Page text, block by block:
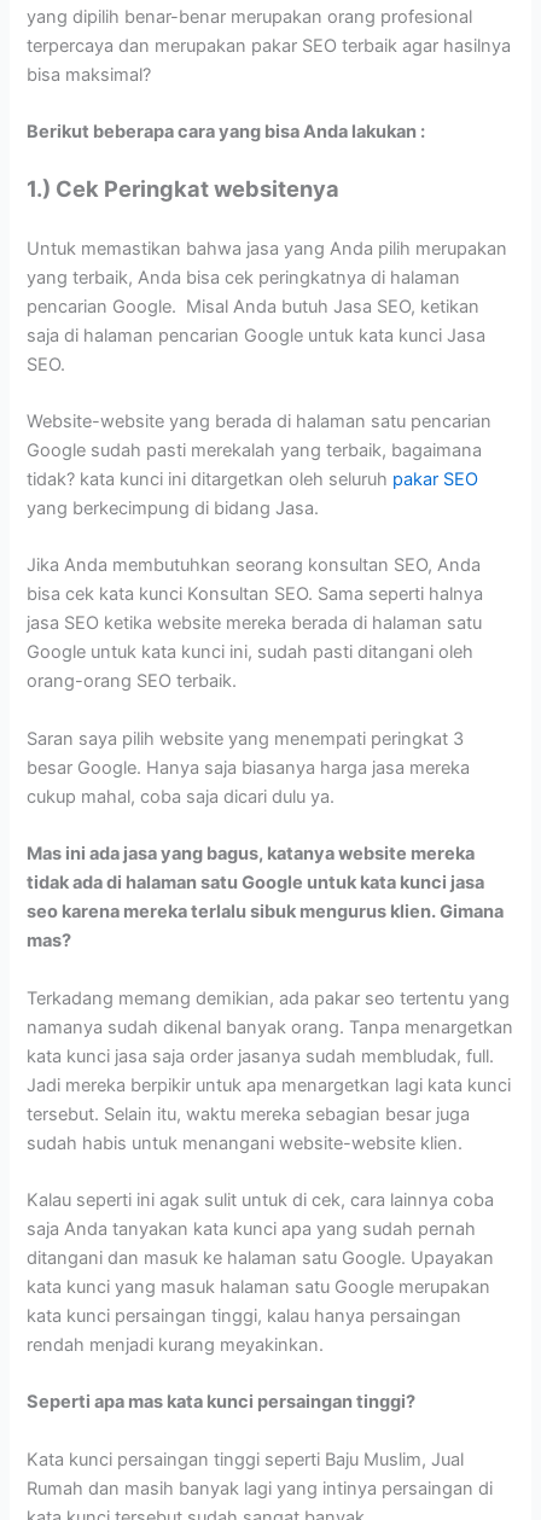
yang dipilih benar-benar merupakan orang profesional
terpercaya dan merupakan pakar SEO terbaik agar hasilnya
bisa maksimal?
Berikut beberapa cara yang bisa Anda lakukan :
1.) Cek Peringkat websitenya
Untuk memastikan bahwa jasa yang Anda pilih merupakan
yang terbaik, Anda bisa cek peringkatnya di halaman
pencarian Google. Misal Anda butuh Jasa SEO, ketikan
saja di halaman pencarian Google untuk kata kunci Jasa
SEO.
Website-website yang berada di halaman satu pencarian
Google sudah pasti merekalah yang terbaik, bagaimana
tidak? kata kunci ini ditargetkan oleh seluruh pakar SEO
yang berkecimpung di bidang Jasa.
Jika Anda membutuhkan seorang konsultan SEO, Anda
bisa cek kata kunci Konsultan SEO. Sama seperti halnya
jasa SEO ketika website mereka berada di halaman satu
Google untuk kata kunci ini, sudah pasti ditangani oleh
orang-orang SEO terbaik.
Saran saya pilih website yang menempati peringkat 3
besar Google. Hanya saja biasanya harga jasa mereka
cukup mahal, coba saja dicari dulu ya.
Mas ini ada jasa yang bagus, katanya website mereka
tidak ada di halaman satu Google untuk kata kunci jasa
seo karena mereka terlalu sibuk mengurus klien. Gimana
mas?
Terkadang memang demikian, ada pakar seo tertentu yang
namanya sudah dikenal banyak orang. Tanpa menargetkan
kata kunci jasa saja order jasanya sudah membludak, full.
Jadi mereka berpikir untuk apa menargetkan lagi kata kunci
tersebut. Selain itu, waktu mereka sebagian besar juga
sudah habis untuk menangani website-website klien.
Kalau seperti ini agak sulit untuk di cek, cara lainnya coba
saja Anda tanyakan kata kunci apa yang sudah pernah
ditangani dan masuk ke halaman satu Google. Upayakan
kata kunci yang masuk halaman satu Google merupakan
kata kunci persaingan tinggi, kalau hanya persaingan
rendah menjadi kurang meyakinkan.
Seperti apa mas kata kunci persaingan tinggi?
Kata kunci persaingan tinggi seperti Baju Muslim, Jual
Rumah dan masih banyak lagi yang intinya persaingan di